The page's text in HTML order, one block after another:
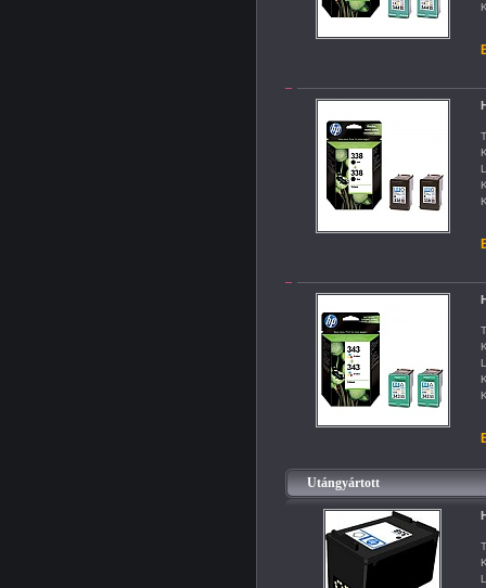
Utángyártott